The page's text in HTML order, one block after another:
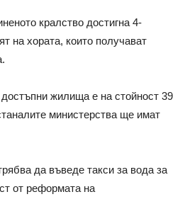
кралство достигна 4-
на хората, които получават
жилища е на стойност 39
министерства ще имат
да въведе такси за вода за
от реформата на